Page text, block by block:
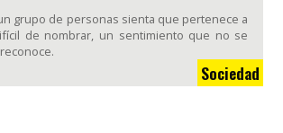
grupo de personas sienta que pertenece a
de nombrar, un sentimiento que no se
Sociedad